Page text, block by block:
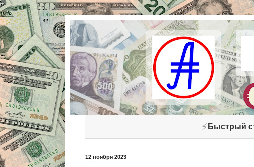
⚡ Быстрый
12 ноября 2023